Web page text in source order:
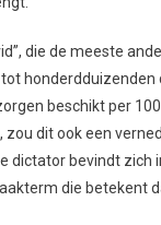
die de meeste
honderdduizenden
beschikt per
dit ook een
bevindt zich
die betekent